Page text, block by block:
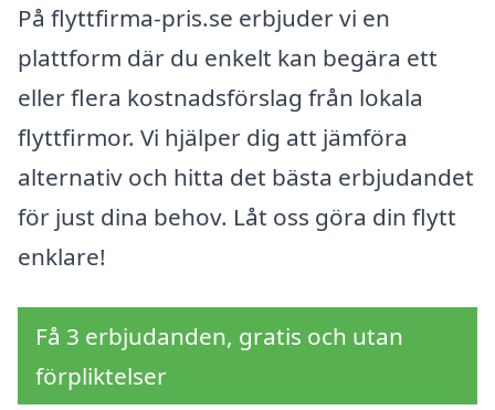
På flyttfirma-pris.se erbjuder vi en
plattform där du enkelt kan begära ett
eller flera kostnadsförslag från lokala
flyttfirmor. Vi hjälper dig att jämföra
alternativ och hitta det bästa erbjudandet
för just dina behov. Låt oss göra din flytt
enklare!
Få 3 erbjudanden, gratis och utan
förpliktelser